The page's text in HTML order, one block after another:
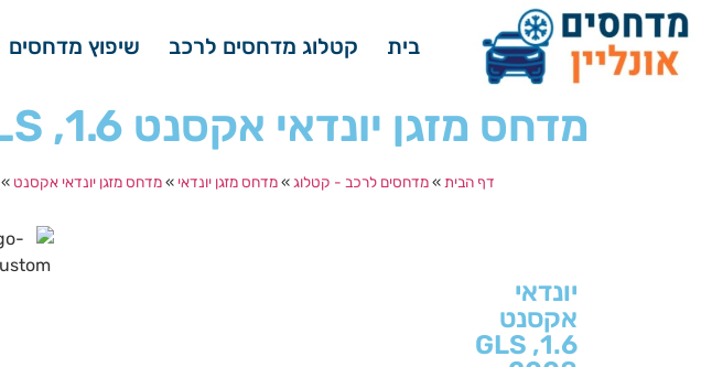
בית קטלוג מדחסים לרכב שיפוץ מדחסים
מדחס מזגן יונדאי אקסנט 1.6, GLS שנת ייצור 2008
דף הבית »מדחסים לרכב - קטלוג »מדחס מזגן יונדאי »מדחס מזגן יונדאי אקסנט »
יונדאי
אקסנט
1.6, GLS